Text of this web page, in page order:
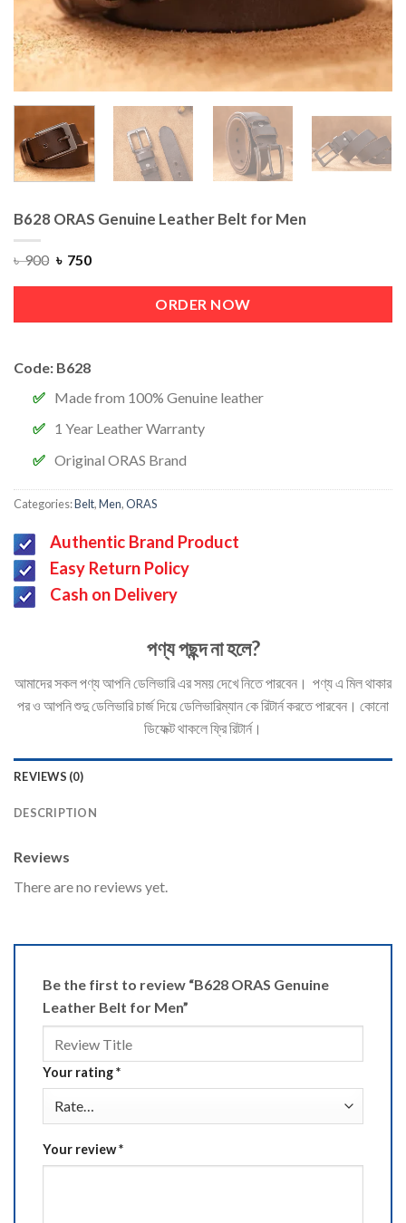
B628 ORAS Genuine Leather Belt for Men
৳900 ৳ 750
ORDER NOW
Code: B628
Made from 100% Genuine leather
1 Year Leather Warranty
Original ORAS Brand
Categories:Belt,Men,ORAS
Authentic Brand Product
Easy Return Policy
Cash on Delivery
পণ্য পছন্দ না হলে?
আমাদের সকল পণ্য আপনি ডেলিভারি এর সময় দেখে নিতে পারবেন। পণ্য এ মিল থাকার
পর ও আপনি শুদু ডেলিভারি চার্জ দিয়ে ডেলিভারিম্যান কে রিটার্ন করতে পারবেন। কোনো
ডিফেক্ট থাকলে ফ্রি রিটার্ন।
REVIEWS (0)
DESCRIPTION
Reviews
There are no reviews yet.
Be the first to review “B628 ORAS Genuine
Leather Belt for Men”
Your rating*
Your review*